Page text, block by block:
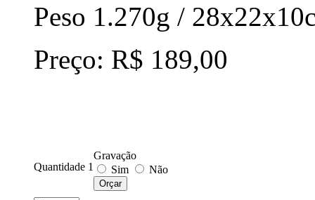
Peso 1.270g /
Preço: R$ 189,00
Quantidade 1
Gravação
Sim
Não